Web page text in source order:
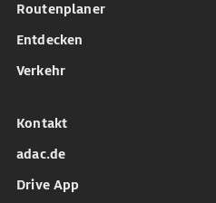
Routenplaner
Entdecken
Verkehr
Kontakt
adac.de
Drive App